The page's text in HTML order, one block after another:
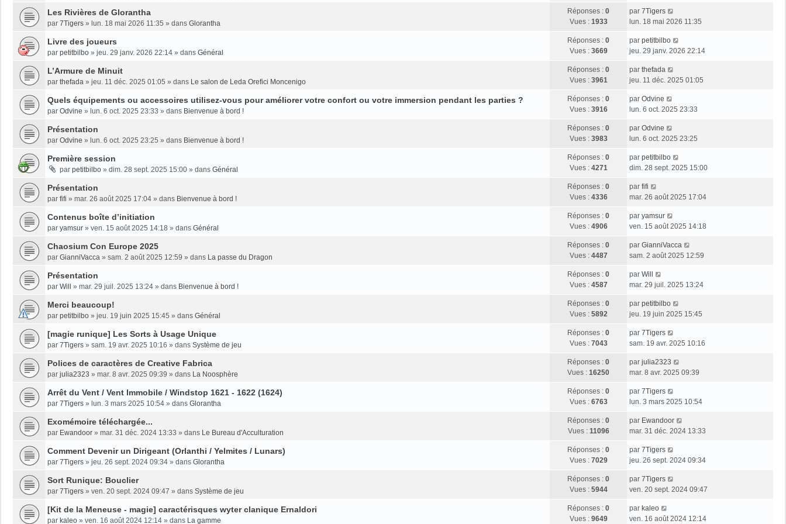
Les Rivières de Glorantha
par 7Tigers » lun. 18 mai 2026 11:35 » dans Glorantha
Réponses : 0
Vues : 1933
par 7Tigers
lun. 18 mai 2026 11:35
Livre des joueurs
par petitbilbo » jeu. 29 janv. 2026 22:14 » dans Général
Réponses : 0
Vues : 3669
par petitbilbo
jeu. 29 janv. 2026 22:14
L’Armure de Minuit
par thefada » jeu. 11 déc. 2025 01:05 » dans Le salon de Leda Orefici Moncenigo
Réponses : 0
Vues : 3961
par thefada
jeu. 11 déc. 2025 01:05
Quels équipements ou accessoires utilisez-vous pour améliorer votre confort ou votre immersion pendant les parties ?
par Odvine » lun. 6 oct. 2025 23:33 » dans Bienvenue à bord !
Réponses : 0
Vues : 3916
par Odvine
lun. 6 oct. 2025 23:33
Présentation
par Odvine » lun. 6 oct. 2025 23:25 » dans Bienvenue à bord !
Réponses : 0
Vues : 3983
par Odvine
lun. 6 oct. 2025 23:25
Première session
par petitbilbo » dim. 28 sept. 2025 15:00 » dans Général
Réponses : 0
Vues : 4271
par petitbilbo
dim. 28 sept. 2025 15:00
Présentation
par fifi » mar. 26 août 2025 17:04 » dans Bienvenue à bord !
Réponses : 0
Vues : 4336
par fifi
mar. 26 août 2025 17:04
Contenus boîte d’initiation
par yamsur » ven. 15 août 2025 14:18 » dans Général
Réponses : 0
Vues : 4906
par yamsur
ven. 15 août 2025 14:18
Chaosium Con Europe 2025
par GianniVacca » sam. 2 août 2025 12:59 » dans La passe du Dragon
Réponses : 0
Vues : 4487
par GianniVacca
sam. 2 août 2025 12:59
Présentation
par Will » mar. 29 juil. 2025 13:24 » dans Bienvenue à bord !
Réponses : 0
Vues : 4587
par Will
mar. 29 juil. 2025 13:24
Merci beaucoup!
par petitbilbo » jeu. 19 juin 2025 15:45 » dans Général
Réponses : 0
Vues : 5892
par petitbilbo
jeu. 19 juin 2025 15:45
[magie runique] Les Sorts à Usage Unique
par 7Tigers » sam. 19 avr. 2025 10:16 » dans Système de jeu
Réponses : 0
Vues : 7043
par 7Tigers
sam. 19 avr. 2025 10:16
Polices de caractères de Creative Fabrica
par julia2323 » mar. 8 avr. 2025 09:39 » dans La Noosphère
Réponses : 0
Vues : 16250
par julia2323
mar. 8 avr. 2025 09:39
Arrêt du Vent / Vent Immobile / Windstop 1621 - 1622 (1624)
par 7Tigers » lun. 3 mars 2025 10:54 » dans Glorantha
Réponses : 0
Vues : 6763
par 7Tigers
lun. 3 mars 2025 10:54
Exomémoire téléchargée...
par Ewandoor » mar. 31 déc. 2024 13:33 » dans Le Bureau d'Acculturation
Réponses : 0
Vues : 11096
par Ewandoor
mar. 31 déc. 2024 13:33
Comment Devenir un Dirigeant (Orlanthi / Yelmites / Lunars)
par 7Tigers » jeu. 26 sept. 2024 09:34 » dans Glorantha
Réponses : 0
Vues : 7029
par 7Tigers
jeu. 26 sept. 2024 09:34
Sort Runique: Bouclier
par 7Tigers » ven. 20 sept. 2024 09:47 » dans Système de jeu
Réponses : 0
Vues : 5944
par 7Tigers
ven. 20 sept. 2024 09:47
[Kit de la Meneuse - magie] caractérisques wyter clanique Ernaldori
par kaleo » ven. 16 août 2024 12:14 » dans La gamme
Réponses : 0
Vues : 9649
par kaleo
ven. 16 août 2024 12:14